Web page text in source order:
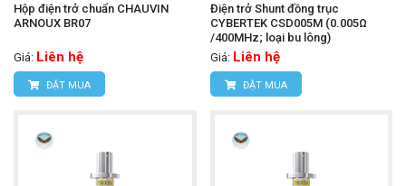
Hộp điện trở chuẩn CHAUVIN
ARNOUX BR07
Giá: Liên hệ
ĐẶT MUA
Điện trở Shunt đồng trục
CYBERTEK CSD005M (0.005Ω
/400MHz; loại bu lông)
Giá: Liên hệ
ĐẶT MUA